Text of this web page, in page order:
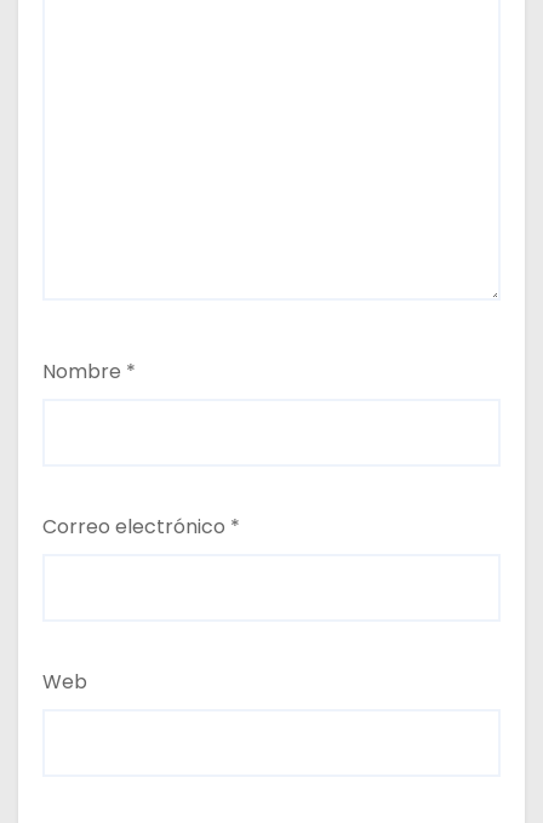
Nombre *
Correo electrónico *
Web